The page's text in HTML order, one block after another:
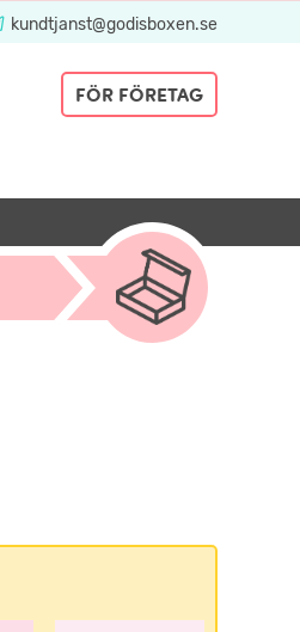
kundtjanst@godisboxen.se
FÖR FÖRETAG